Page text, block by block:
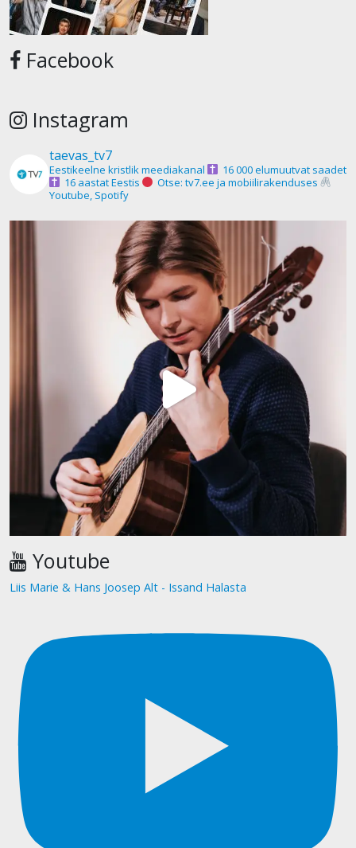
Facebook
Instagram
taevas_tv7
Eestikeelne kristlik meediakanal
16 000 elumuutvat saadet
16 aastat Eestis
Otse: tv7.ee ja mobiilirakenduses
Youtube, Spotify
Youtube
Liis Marie & Hans Joosep Alt - Issand Halasta